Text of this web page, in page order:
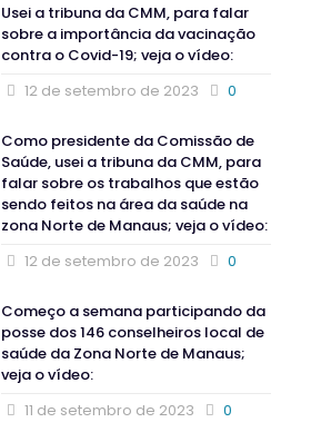
Usei a tribuna da CMM, para falar
sobre a importância da vacinação
contra o Covid-19; veja o vídeo:
12 de setembro de 2023
0
Como presidente da Comissão de
Saúde, usei a tribuna da CMM, para
falar sobre os trabalhos que estão
sendo feitos na área da saúde na
zona Norte de Manaus; veja o vídeo:
12 de setembro de 2023
0
Começo a semana participando da
posse dos 146 conselheiros local de
saúde da Zona Norte de Manaus;
veja o vídeo:
11 de setembro de 2023
0